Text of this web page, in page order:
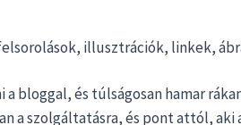
illusztrációk, linkek,
és túlságosan hamar
a szolgáltatásra, és pont attól, aki